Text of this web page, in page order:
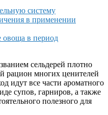
систему
в применении
овоща в период
сельдерей плотно
рацион многих ценителей
идут все части ароматного
супов, гарниров, а также
полезного для